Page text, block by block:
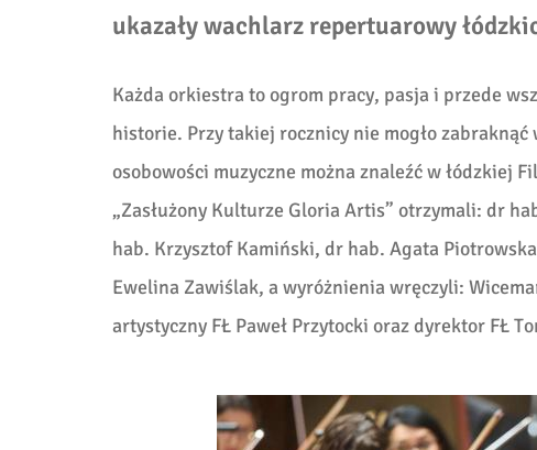
ukazały wachlarz repertuarowy
Każda orkiestra to ogrom pracy, pasja i przede
historie. Przy takiej rocznicy nie mogło
osobowości muzyczne można znaleźć w łódzkiej
„Zasłużony Kulturze Gloria Artis” otrzymali: dr
hab. Krzysztof Kamiński, dr hab. Agata
Ewelina Zawiślak, a wyróżnienia wręczyli:
artystyczny FŁ Paweł Przytocki oraz dyrektor FŁ